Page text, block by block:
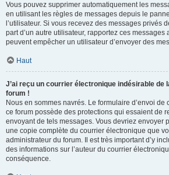
Vous pouvez supprimer automatiquement les
en utilisant les règles de messages depuis le
l’utilisateur. Si vous recevez des messages privés
part d’un autre utilisateur, rapportez ces messages
peuvent empêcher un utilisateur d’envoyer des
Haut
J’ai reçu un courrier électronique indésirable de
forum !
Nous en sommes navrés. Le formulaire d’envoi
ce forum possède des protections qui essaient de
envoyant de tels messages. Vous devriez envoyer
une copie complète du courrier électronique que
administrateur du forum. Il est très important d’y
des informations sur l’auteur du courrier
conséquence.